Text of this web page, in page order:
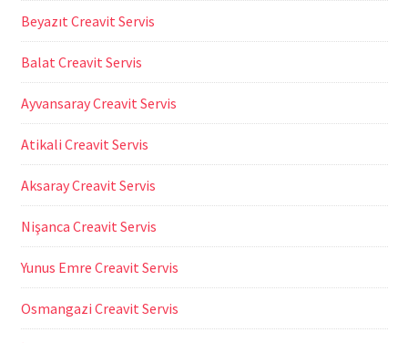
Beyazıt Creavit Servis
Balat Creavit Servis
Ayvansaray Creavit Servis
Atikali Creavit Servis
Aksaray Creavit Servis
Nişanca Creavit Servis
Yunus Emre Creavit Servis
Osmangazi Creavit Servis